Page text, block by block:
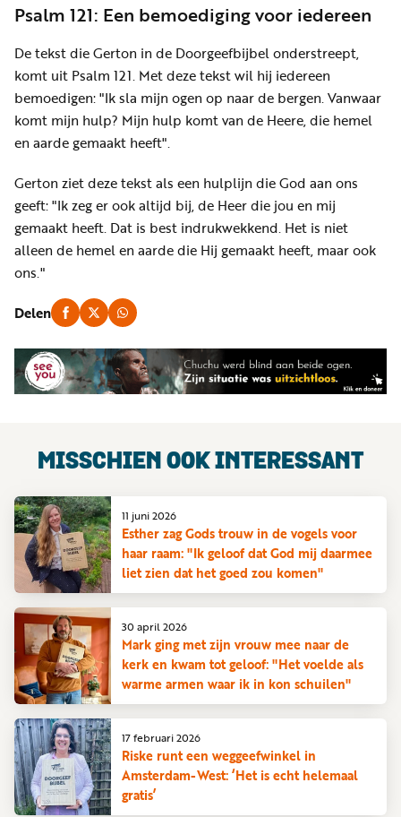
Psalm 121: Een bemoediging voor iedereen
De tekst die Gerton in de Doorgeefbijbel onderstreept,
komt uit Psalm 121. Met deze tekst wil hij iedereen
bemoedigen: "Ik sla mijn ogen op naar de bergen. Vanwaar
komt mijn hulp? Mijn hulp komt van de Heere, die hemel
en aarde gemaakt heeft".
Gerton ziet deze tekst als een hulplijn die God aan ons
geeft: "Ik zeg er ook altijd bij, de Heer die jou en mij
gemaakt heeft. Dat is best indrukwekkend. Het is niet
alleen de hemel en aarde die Hij gemaakt heeft, maar ook
ons."
Delen
MISSCHIEN OOK INTERESSANT
Esther zag Gods trouw in de vogels voor
haar raam: "Ik geloof dat God mij daarmee
liet zien dat het goed zou komen"
11 juni 2026
Mark ging met zijn vrouw mee naar de
kerk en kwam tot geloof: "Het voelde als
warme armen waar ik in kon schuilen"
30 april 2026
Riske runt een weggeefwinkel in
Amsterdam-West: ‘Het is echt helemaal
gratis’
17 februari 2026